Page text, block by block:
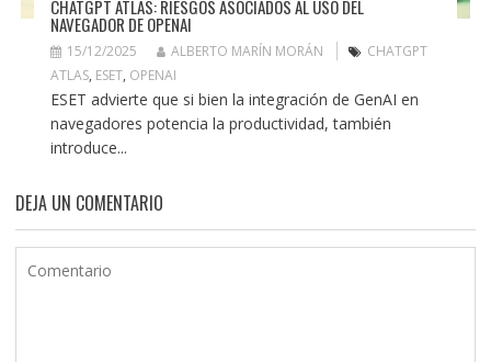
CHATGPT ATLAS: RIESGOS ASOCIADOS AL USO DEL
NAVEGADOR DE OPENAI
15/12/2025 ALBERTO MARÍN MORÁN
CHATGPT
ATLAS, ESET, OPENAI
ESET advierte que si bien la integración de GenAI en
navegadores potencia la productividad, también
introduce...
DEJA UN COMENTARIO